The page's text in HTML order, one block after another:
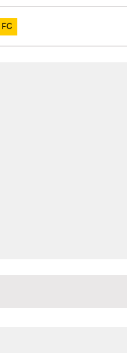
FC